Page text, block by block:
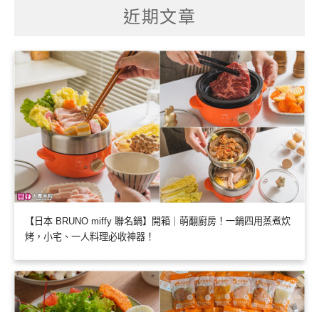
近期文章
【日本 BRUNO miffy 聯名鍋】開箱｜萌翻廚房！一鍋四用蒸煮炊
烤，小宅、一人料理必收神器！